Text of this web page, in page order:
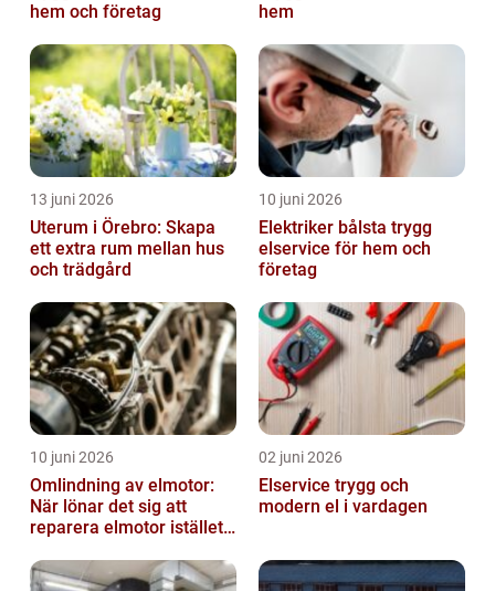
hem och företag
hem
13 juni 2026
Uterum i Örebro: Skapa
ett extra rum mellan hus
och trädgård
10 juni 2026
Elektriker bålsta trygg
elservice för hem och
företag
10 juni 2026
Omlindning av elmotor:
När lönar det sig att
reparera elmotor istället
02 juni 2026
Elservice trygg och
modern el i vardagen